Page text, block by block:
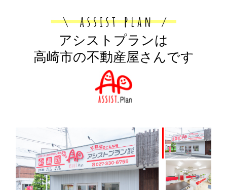
アシストプランは
高崎市の不動産屋さんです